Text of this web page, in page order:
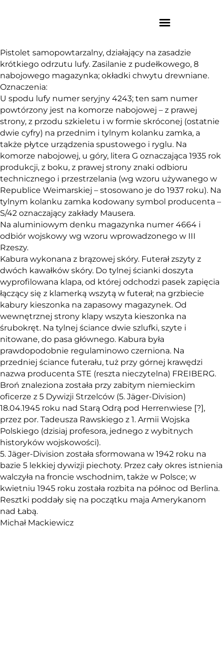
Pistolet samopowtarzalny, działający na zasadzie
krótkiego odrzutu lufy. Zasilanie z pudełkowego, 8
nabojowego magazynka; okładki chwytu drewniane.
Oznaczenia:
U spodu lufy numer seryjny 4243; ten sam numer
powtórzony jest na komorze nabojowej – z prawej
strony, z przodu szkieletu i w formie skróconej (ostatnie
dwie cyfry) na przednim i tylnym kolanku zamka, a
także płytce urządzenia spustowego i ryglu. Na
komorze nabojowej, u góry, litera G oznaczająca 1935 rok
produkcji, z boku, z prawej strony znaki odbioru
technicznego i przestrzelania (wg wzoru używanego w
Republice Weimarskiej – stosowano je do 1937 roku). Na
tylnym kolanku zamka kodowany symbol producenta –
S/42 oznaczający zakłady Mausera.
Na aluminiowym denku magazynka numer 4664 i
odbiór wojskowy wg wzoru wprowadzonego w III
Rzeszy.
Kabura wykonana z brązowej skóry. Futerał zszyty z
dwóch kawałków skóry. Do tylnej ścianki doszyta
wyprofilowana klapa, od której odchodzi pasek zapięcia
łączący się z klamerką wszytą w futerał; na grzbiecie
kabury kieszonka na zapasowy magazynek. Od
wewnętrznej strony klapy wszyta kieszonka na
śrubokręt. Na tylnej ściance dwie szlufki, szyte i
nitowane, do pasa głównego. Kabura była
prawdopodobnie regulaminowo czerniona. Na
przedniej ściance futerału, tuż przy górnej krawędzi
nazwa producenta STE (reszta nieczytelna) FREIBERG.
Broń znaleziona została przy zabitym niemieckim
oficerze z 5 Dywizji Strzelców (5. Jäger-Division)
18.04.1945 roku nad Starą Odrą pod Herrenwiese [?],
przez por. Tadeusza Rawskiego z 1. Armii Wojska
Polskiego (dzisiaj profesora, jednego z wybitnych
historyków wojskowości).
5. Jäger-Division została sformowana w 1942 roku na
bazie 5 lekkiej dywizji piechoty. Przez cały okres istnienia
walczyła na froncie wschodnim, także w Polsce; w
kwietniu 1945 roku została rozbita na północ od Berlina.
Resztki poddały się na początku maja Amerykanom
nad Łabą.
Michał Mackiewicz